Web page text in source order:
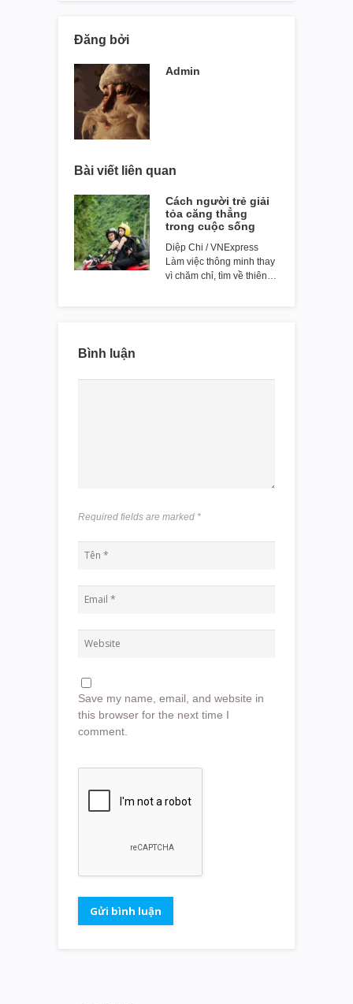
Đăng bởi
Admin
Bài viết liên quan
Cách người trẻ giải
tỏa căng thẳng
trong cuộc sống
Diệp Chi / VNExpress
Làm việc thông minh thay
vì chăm chỉ, tìm về thiên…
Bình luận
Required fields are marked *
Save my name, email, and website in
this browser for the next time I
comment.